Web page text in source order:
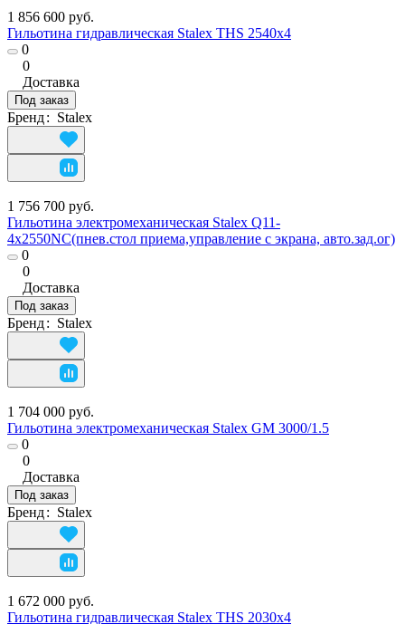
1 856 600 руб.
Гильотина гидравлическая Stalex THS 2540х4
0
0
Доставка
Под заказ
Бренд: Stalex
1 756 700 руб.
Гильотина электромеханическая Stalex Q11-
4х2550NC(пнев.стол приема,управление с экрана, авто.зад.ог)
0
0
Доставка
Под заказ
Бренд: Stalex
1 704 000 руб.
Гильотина электромеханическая Stalex GM 3000/1.5
0
0
Доставка
Под заказ
Бренд: Stalex
1 672 000 руб.
Гильотина гидравлическая Stalex THS 2030х4